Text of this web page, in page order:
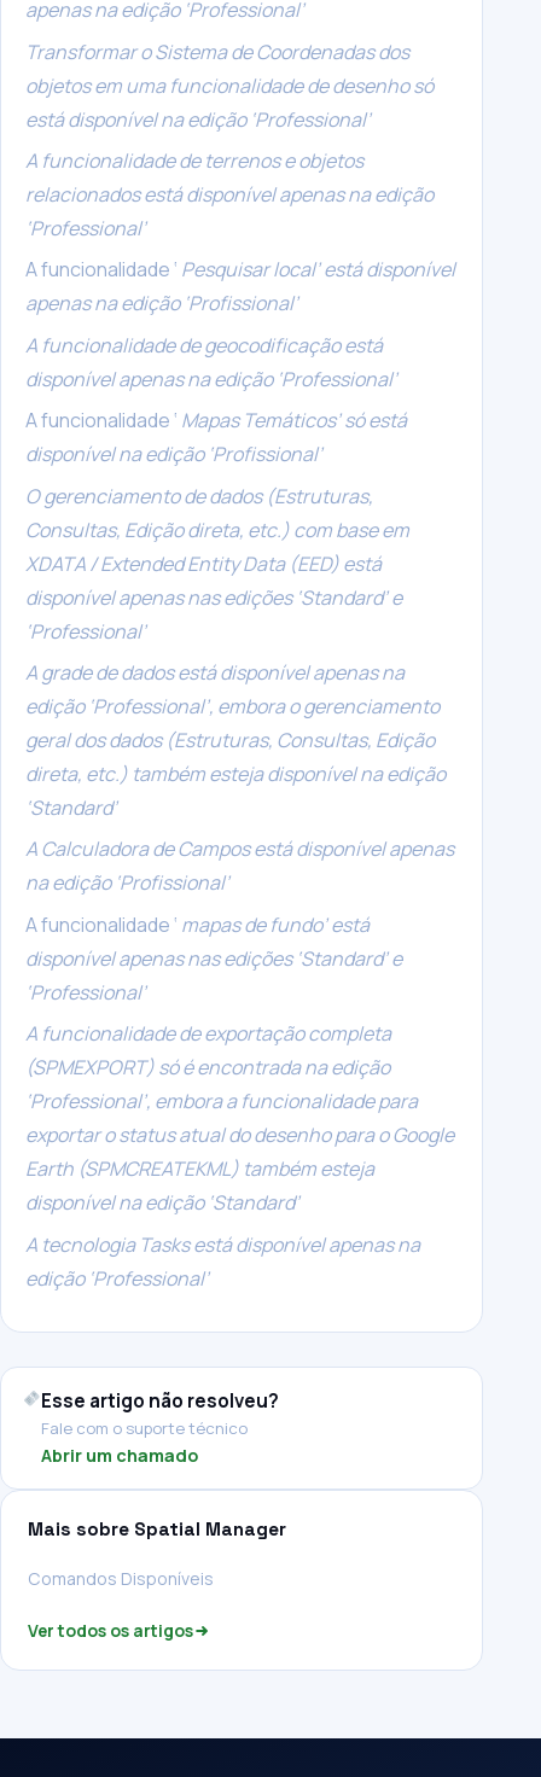
apenas na edição ‘Professional’
Transformar o Sistema de Coordenadas dos
objetos em uma funcionalidade de desenho só
está disponível na edição ‘Professional’
A funcionalidade de terrenos e objetos
relacionados está disponível apenas na edição
‘Professional’
A funcionalidade ‘ Pesquisar local’ está disponível
apenas na edição ‘Profissional’
A funcionalidade de geocodificação está
disponível apenas na edição ‘Professional’
A funcionalidade ‘ Mapas Temáticos’ só está
disponível na edição ‘Profissional’
O gerenciamento de dados (Estruturas,
Consultas, Edição direta, etc.) com base em
XDATA / Extended Entity Data (EED) está
disponível apenas nas edições ‘Standard’ e
‘Professional’
A grade de dados está disponível apenas na
edição ‘Professional’, embora o gerenciamento
geral dos dados (Estruturas, Consultas, Edição
direta, etc.) também esteja disponível na edição
‘Standard’
A Calculadora de Campos está disponível apenas
na edição ‘Profissional’
A funcionalidade ‘ mapas de fundo’ está
disponível apenas nas edições ‘Standard’ e
‘Professional’
A funcionalidade de exportação completa
(SPMEXPORT) só é encontrada na edição
‘Professional’, embora a funcionalidade para
exportar o status atual do desenho para o Google
Earth (SPMCREATEKML) também esteja
disponível na edição ‘Standard’
A tecnologia Tasks está disponível apenas na
edição ‘Professional’
Esse artigo não resolveu?
Fale com o suporte técnico
Abrir um chamado
Mais sobre Spatial Manager
Comandos Disponíveis
Ver todos os artigos